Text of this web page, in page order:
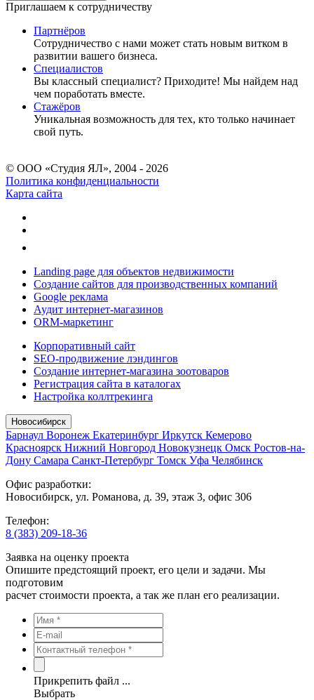
Приглашаем к сотрудничеству
Партнёров
Сотрудничество c нами может стать новым витком в
развитии вашего бизнеса.
Специалистов
Вы классный специалист? Приходите! Мы найдем над
чем поработать вместе.
Стажёров
Уникальная возможность для тех, кто только начинает
свой путь.
© ООО «Студия ЯЛ», 2004 - 2026
Политика конфиденциальности
Карта сайта
Landing page для объектов недвижимости
Создание сайтов для производственных компаний
Google реклама
Аудит интернет-магазинов
ORM-маркетинг
Корпоративный сайт
SEO-продвижение лэндингов
Создание интернет-магазина зоотоваров
Регистрация сайта в каталогах
Настройка коллтрекинга
Новосибирск
Барнаул Воронеж Екатеринбург Иркутск Кемерово
Красноярск Нижний Новгород Новокузнецк Омск Ростов-на-
Дону Самара Санкт-Петербург Томск Уфа Челябинск
Офис разработки:
Новосибирск, ул. Романова, д. 39, этаж 3, офис 306
Телефон:
8 (383) 209-18-36
Заявка на оценку проекта
Опишите предстоящий проект, его цели и задачи. Мы
подготовим
расчет стоимости проекта, а так же план его реализации.
Прикрепить файл ...
Выбрать